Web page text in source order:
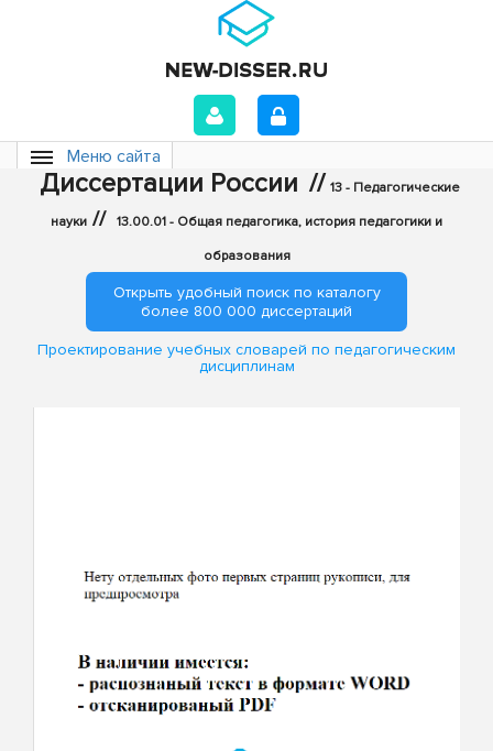
Меню сайта
Диссертации России // 13 - Педагогические
науки // 13.00.01 - Общая педагогика, история педагогики и
образования
Открыть удобный поиск по каталогу
более 800 000 диссертаций
Проектирование учебных словарей по педагогическим
дисциплинам